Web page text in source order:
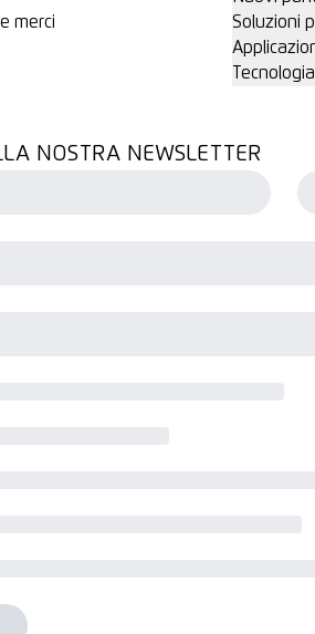
merci
Soluzioni
NOSTRA NEWSLETTER